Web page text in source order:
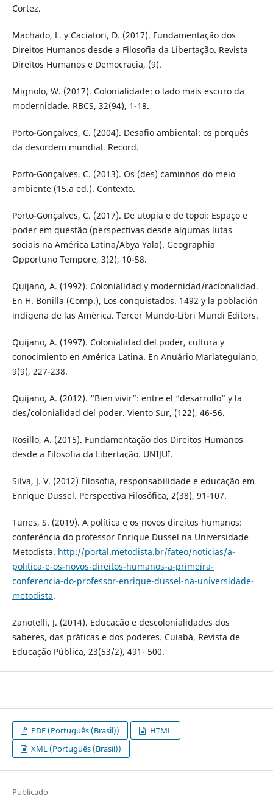
Cortez.
Machado, L. y Caciatori, D. (2017). Fundamentação dos
Direitos Humanos desde a Filosofia da Libertação. Revista
Direitos Humanos e Democracia, (9).
Mignolo, W. (2017). Colonialidade: o lado mais escuro da
modernidade. RBCS, 32(94), 1-18.
Porto-Gonçalves, C. (2004). Desafio ambiental: os porquês
da desordem mundial. Record.
Porto-Gonçalves, C. (2013). Os (des) caminhos do meio
ambiente (15.a ed.). Contexto.
Porto-Gonçalves, C. (2017). De utopia e de topoi: Espaço e
poder em questão (perspectivas desde algumas lutas
sociais na América Latina/Abya Yala). Geographia
Opportuno Tempore, 3(2), 10-58.
Quijano, A. (1992). Colonialidad y modernidad/racionalidad.
En H. Bonilla (Comp.), Los conquistados. 1492 y la población
indígena de las América. Tercer Mundo-Libri Mundi Editors.
Quijano, A. (1997). Colonialidad del poder, cultura y
conocimiento en América Latina. En Anuário Mariateguiano,
9(9), 227-238.
Quijano, A. (2012). “Bien vivir”: entre el “desarrollo” y la
des/colonialidad del poder. Viento Sur, (122), 46-56.
Rosillo, A. (2015). Fundamentação dos Direitos Humanos
desde a Filosofia da Libertação. UNIJUÌ.
Silva, J. V. (2012) Filosofia, responsabilidade e educação em
Enrique Dussel. Perspectiva Filosófica, 2(38), 91-107.
Tunes, S. (2019). A política e os novos direitos humanos:
conferência do professor Enrique Dussel na Universidade
Metodista. http://portal.metodista.br/fateo/noticias/a-
politica-e-os-novos-direitos-humanos-a-primeira-
conferencia-do-professor-enrique-dussel-na-universidade-
metodista.
Zanotelli, J. (2014). Educação e descolonialidades dos
saberes, das práticas e dos poderes. Cuiabá, Revista de
Educação Pública, 23(53/2), 491- 500.
PDF (Português (Brasil))
HTML
XML (Português (Brasil))
Publicado